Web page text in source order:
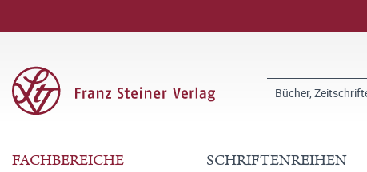
FACHBEREICHE SCHRIFTENREIHEN